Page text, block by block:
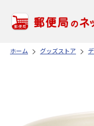
ホーム グッズストア